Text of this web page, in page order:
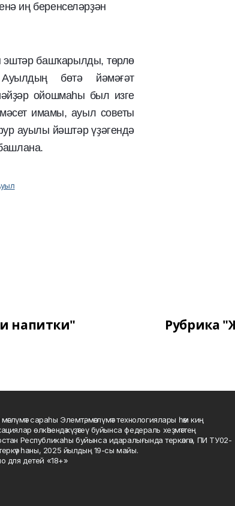
иң беренселәрҙән
башҡарылды, төрлө
бөтә йәмәғәт
ойошмаһы был изге
имамы, ауыл советы
ауылы йәштәр үҙәгендә
напитки" Рубрика
сараһы Элемтә, мәғлүмәт технологиялары һәм киң
өлкәһендә күҙәтеү буйынса федераль хеҙмәттең
Республикаһы буйынса идаралығында теркәлгән, ПИ ТУ02-
һаны, 2025 йылдың 19-сы майы.
для детей «18+»